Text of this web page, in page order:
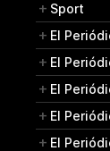
Sport
El
El
El
El
El